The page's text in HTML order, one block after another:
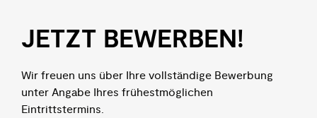
JETZT BEWERBEN!
Wir freuen uns über Ihre vollständige Bewerbung
unter Angabe Ihres frühestmöglichen
Eintrittstermins.